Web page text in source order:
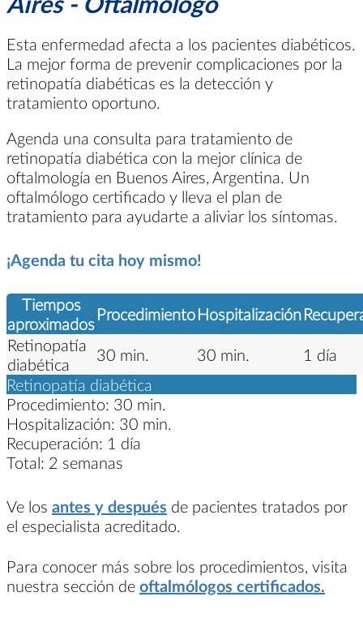
Esta enfermedad afecta a los pacientes diabéticos.
La mejor forma de prevenir complicaciones por la
retinopatía diabéticas es la detección y
tratamiento oportuno.
Agenda una consulta para tratamiento de
retinopatía diabética con la mejor clínica de
oftalmología en Buenos Aires, Argentina. Un
oftalmólogo certificado y lleva el plan de
tratamiento para ayudarte a aliviar los síntomas.
¡Agenda tu cita hoy mismo!
Tiempos
aproximadosProcedimientoHospitalización
Retinopatía
diabética
30 min. 30 min.
1 día
Retinopatía diabética
Procedimiento: 30 min.
Hospitalización: 30 min.
Recuperación: 1 día
Total: 2 semanas
Ve los antes y después de pacientes tratados por
el especialista acreditado.
Para conocer más sobre los procedimientos, visita
nuestra sección de oftalmólogos certificados.